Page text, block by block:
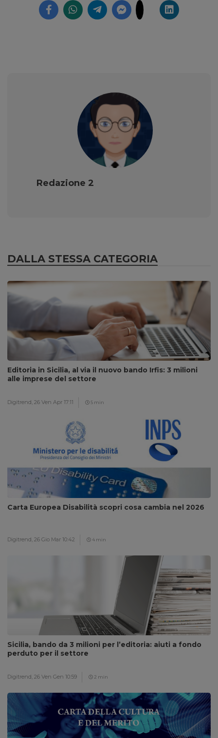
Redazione 2
DALLA STESSA CATEGORIA
Editoria in Sicilia, al via il nuovo bando Irfis: 3 milioni
alle imprese del settore
Digitrend, 26 Ven Apr 17:11 5 min
Carta Europea Disabilità scopri cosa cambia nel 2026
Digitrend, 26 Gio Mar 10:42 4 min
Sicilia, bando da 3 milioni per l’editoria: aiuti a fondo
perduto per il settore
Digitrend, 26 Ven Gen 10:59 2 min